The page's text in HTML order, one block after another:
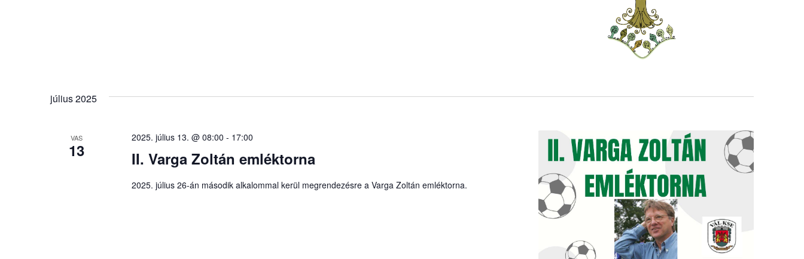
július 2025
VAS
13 II. Varga Zoltán emléktorna
2025. július 13. @ 08:00 - 17:00
2025. július 26-án második alkalommal kerül megrendezésre a Varga Zoltán emléktorna.